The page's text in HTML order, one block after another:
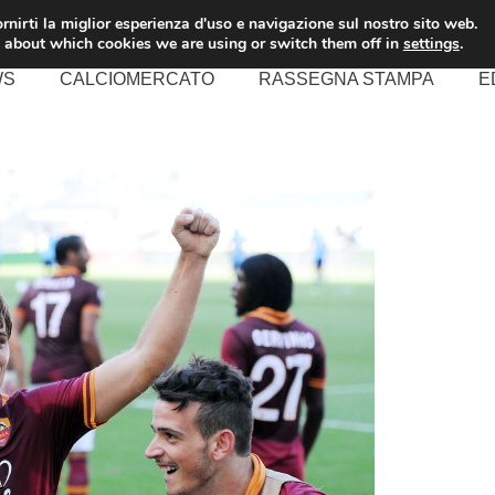
CALCIOMERCATO RASSEGNA STAMPA
la miglior esperienza d'uso e navigazione sul nostro sito web.
about which cookies we are using or switch them off in settings.